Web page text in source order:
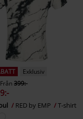
Exklusiv
Från399:-
RED by EMP T-shirt